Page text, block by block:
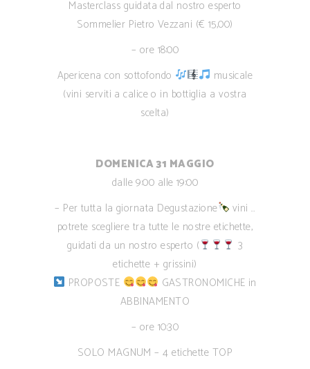
Masterclass guidata dal nostro esperto
Sommelier Pietro Vezzani (€ 15,00)
– ore 18:00
Apericena con sottofondo
musicale
(vini serviti a calice o in bottiglia a vostra
scelta)
DOMENICA 31 MAGGIO
dalle 9:00 alle 19:00
– Per tutta la giornata Degustazione
vini …
potrete scegliere tra tutte le nostre etichette,
guidati da un nostro esperto (
3
etichette + grissini)
PROPOSTE
GASTRONOMICHE in
ABBINAMENTO
– ore 10:30
SOLO MAGNUM – 4 etichette TOP